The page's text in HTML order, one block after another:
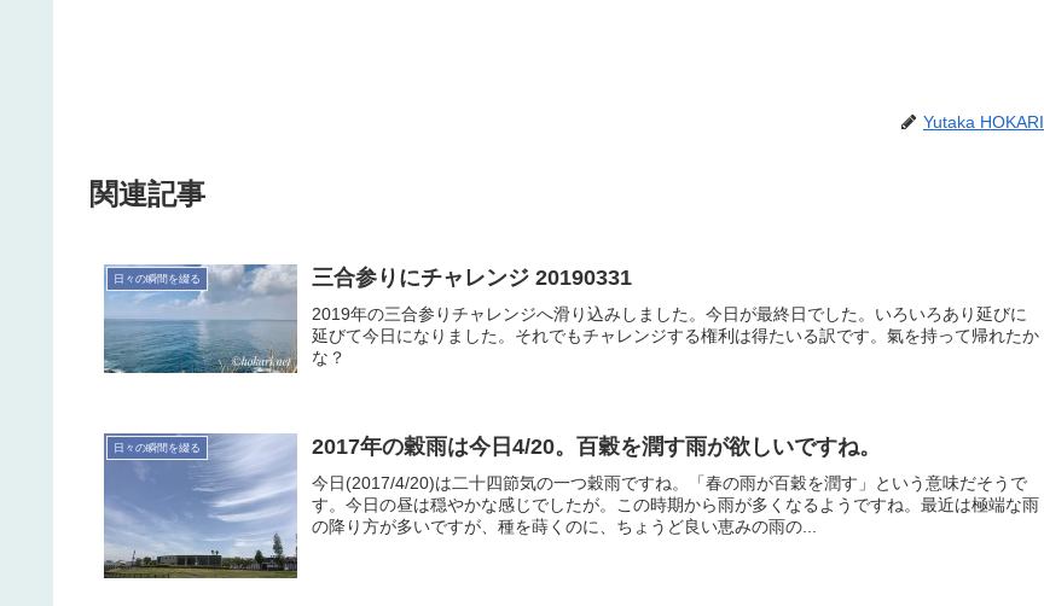
Yutaka HOKARI
関連記事
日々の瞬間を綴る 三合参りにチャレンジ 20190331
2019年の三合参りチャレンジへ滑り込みしました。今日が最終日でした。いろいろあり延びに
延びて今日になりました。それでもチャレンジする権利は得たいる訳です。氣を持って帰れたか
な？
日々の瞬間を綴る 2017年の穀雨は今日4/20。百穀を潤す雨が欲しいですね。
今日(2017/4/20)は二十四節気の一つ穀雨ですね。「春の雨が百穀を潤す」という意味だそうで
す。今日の昼は穏やかな感じでしたが。この時期から雨が多くなるようですね。最近は極端な雨
の降り方が多いですが、種を蒔くのに、ちょうど良い恵みの雨の...